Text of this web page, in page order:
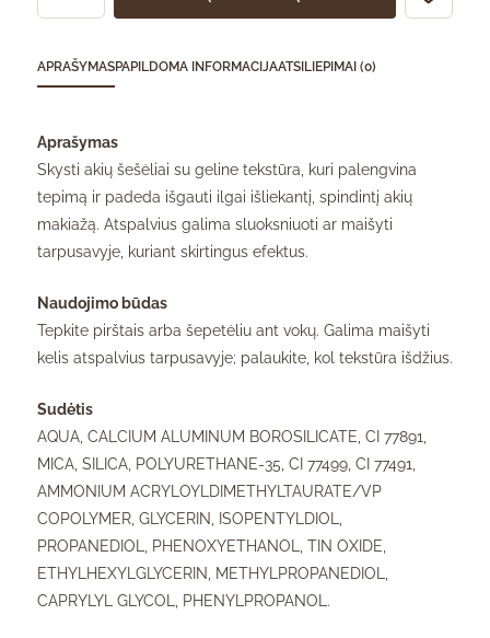
APRAŠYMASPAPILDOMA INFORMACIJAATSILIEPIMAI (0)
Aprašymas
Skysti akių šešėliai su geline tekstūra, kuri palengvina
tepimą ir padeda išgauti ilgai išliekantį, spindintį akių
makiažą. Atspalvius galima sluoksniuoti ar maišyti
tarpusavyje, kuriant skirtingus efektus.
Naudojimo būdas
Tepkite pirštais arba šepetėliu ant vokų. Galima maišyti
kelis atspalvius tarpusavyje; palaukite, kol tekstūra išdžius.
Sudėtis
AQUA, CALCIUM ALUMINUM BOROSILICATE, CI 77891,
MICA, SILICA, POLYURETHANE-35, CI 77499, CI 77491,
AMMONIUM ACRYLOYLDIMETHYLTAURATE/VP
COPOLYMER, GLYCERIN, ISOPENTYLDIOL,
PROPANEDIOL, PHENOXYETHANOL, TIN OXIDE,
ETHYLHEXYLGLYCERIN, METHYLPROPANEDIOL,
CAPRYLYL GLYCOL, PHENYLPROPANOL.